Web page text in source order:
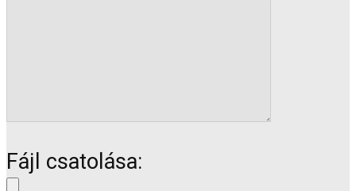
Fájl csatolása: